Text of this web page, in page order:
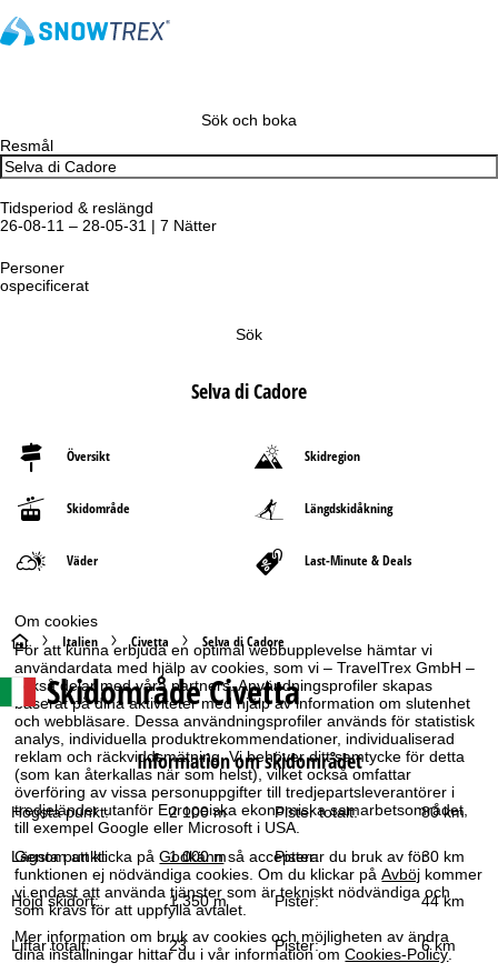
Om cookies
För att kunna erbjuda en optimal webbupplevelse hämtar vi
användardata med hjälp av cookies, som vi – TravelTrex GmbH –
också delar med våra partners. Användningsprofiler skapas
baserat på dina aktiviteter med hjälp av information om slutenhet
och webbläsare. Dessa användningsprofiler används för statistisk
analys, individuella produktrekommendationer, individualiserad
reklam och räckviddsmätning. Vi behöver ditt samtycke för detta
(som kan återkallas när som helst), vilket också omfattar
överföring av vissa personuppgifter till tredjepartsleverantörer i
tredjeländer utanför Europeiska ekonomiska samarbetsområdet,
till exempel Google eller Microsoft i USA.
Genom att klicka påGodkännså accepterar du bruk av för
funktionen ej nödvändiga cookies. Om du klickar påAvböj kommer
vi endast att använda tjänster som är tekniskt nödvändiga och
som krävs för att uppfylla avtalet.
Mer information om bruk av cookies och möjligheten av ändra
dina inställningar hittar du i vår information omCookies-Policy.
Sök och boka
Resmål
Tidsperiod & reslängd
26-08-11 – 28-05-31 | 7 Nätter
Personer
ospecificerat
Sök
Selva di Cadore
Översikt Skidregion
Skidområde Längdskidåkning
Väder Last-Minute & Deals
S
t
a
r
t
s
i
d
Italien Civetta Selva di Cadore
SkidområdeCivetta
Information om skidområdet
Högsta punkt: 2 100 m Pister totalt: 80 km
Lägsta punkt: 1 000 m Pister: 30 km
Höjd skidort: 1 350 m Pister: 44 km
Liftar totalt: 23 Pister: 6 km